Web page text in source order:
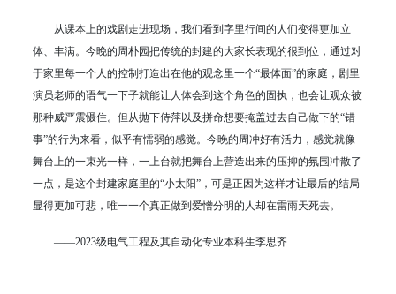
从课本上的戏剧走进现场，我们看到字里行间的人们变得更加立
体、丰满。今晚的周朴园把传统的封建的大家长表现的很到位，通过对
于家里每一个人的控制打造出在他的观念里一个“最体面”的家庭，剧里
演员老师的语气一下子就能让人体会到这个角色的固执，也会让观众被
那种威严震慑住。但从抛下侍萍以及拼命想要掩盖过去自己做下的“错
事”的行为来看，似乎有懦弱的感觉。今晚的周冲好有活力，感觉就像
舞台上的一束光一样，一上台就把舞台上营造出来的压抑的氛围冲散了
一点，是这个封建家庭里的“小太阳”，可是正因为这样才让最后的结局
显得更加可悲，唯一一个真正做到爱憎分明的人却在雷雨天死去。
——2023级电气工程及其自动化专业本科生李思齐